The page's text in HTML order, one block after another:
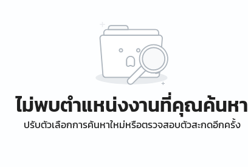
ไม่พบตำแหน่งงานที่คุณค้นหา
ปรับตัวเลือกการค้นหาใหม่หรือตรวจสอบตัวสะกดอีกครั้ง